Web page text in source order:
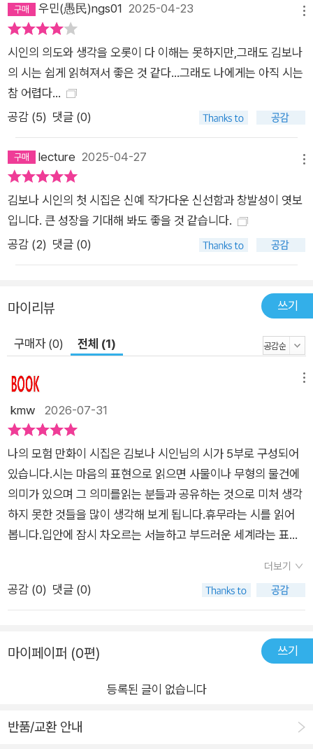
가장 빨간 부분을 베어 문다 그리고 딸기의 일부가 내게 스며들게
놔둔다 ―「딸기의 고장에서 태어난 사람」 부분 『나의 모험 만화』
에는 아이스크림, 팝콘, 토마토, 맥주, 감자칩 등 다양한 먹을거리
가 등장한다. 러닝 액션 게임의 캐릭터가 중간중간 아이템을 획득
해가며 앞을 향해 달리는 것처럼, 용기를 끌어안고 씩씩하게 걸어
가는 김보나의 모험 만화 주인공은 시집 갈피마다 숨어 있는 먹을
거리를 챙겨 먹으며 여정을 이어나간다. 김보나의 시에서 무언가
를 씹어 삼키는 행위는 새로운 경험을 마주하고 그것을 체화하는
방법이다. 시 속 인물들은 “말라붙은 찻잎에 끓어오르는 물을
부”어 마시며 “속에서 불씨가 타오르는”(「황차의 별」) 느낌을 감
각하고, 망개떡 파는 소리를 들으며 “보얗고 차갑고 설겅거리는”
하얀 떡처럼 “손아귀에 끈기 있게 엉겨 붙던 마음”(「망상 하천」)
을 떠올리고, 버터를 만들며 자신에게 내재된 “젖 먹던 힘”(「백봉
두송이들을 바라보며 “한 사람이 가진 천 개의 얼굴”(「차이나타
운」)을 헤아리기도, “외국 사람이 손질한 게를 받아”든 채 “처
음”으로 “자기만을 위해 소복한 흰밥을”(「눈송이를 위한 자장
다. 이 모든 인상과 풍경이 제 몸에 “스며들게 놔”(「딸기의 고장
에서 태어난 사람」)둠으로써 그들은 조금 더 강하고 용감해진다.
“서로의 언어로 끝말잇기를 시작해요” ―모험 리워드: 경계(境
界)와 경계(警戒)가 해제됩니다 한 사람이 곁에서 걷고 있었다
나는 산을 오르고 있었다 산악인이 아니어도 산을 즐겨 오를 수
있듯 나는 사랑의 전문가가 아니면서 한 사람의 손을 잡기도 했다
땅거미가 찾아오고 박쥐 무리가 날아가는 저녁 시력을 포기했으
니까 박쥐는 어둠을 헤쳐나갈 초음파를 얻었다고 들은 적이 있다
김보나의 시 속 인물들은 모험 중 맞닥뜨리는 수많은 장소 앞에서
홀홀 경계(境界)를 넘으며 나아가고, 그 너머에서 마주하는 이들
편」) 건넨다. “곁에서 걷고 있”는 사람의 “손을 잡”고서, “같이 진
화하”여 함께 “어둠 속을 같이 걷”[「윙스팬(Wingspan)」]자고
속삭인다. 이 고백이 사뭇 가볍지 않게 느껴지는 까닭은 단순히
상자에 보관하는/그런 사람”(「여름 느낌 단편」), “마음에 드는 낱
우민(愚民)ngs01 2025-04-23
시인의 의도와 생각을 오롯이 다 이해는 못하지만,그래도 김보나
의 시는 쉽게 읽혀져서 좋은 것 같다...그래도 나에게는 아직 시는
참 어렵다...
공감 (5) 댓글 (0)
lecture 2025-04-27
김보나 시인의 첫 시집은 신예 작가다운 신선함과 창발성이 엿보
입니다. 큰 성장을 기대해 봐도 좋을 것 같습니다.
공감 (2) 댓글 (0)
마이리뷰 쓰기
구매자 (0) 전체 (1)
kmw 2026-07-31
나의 모험 만화이 시집은 김보나 시인님의 시가 5부로 구성되어
있습니다.시는 마음의 표현으로 읽으면 사물이나 무형의 물건에
의미가 있으며 그 의미를읽는 분들과 공유하는 것으로 미처 생각
하지 못한 것들을 많이 생각해 보게 됩니다.휴무라는 시를 읽어
봅니다.입안에 잠시 차오르는 서늘하고 부드러운 세계라는 표현
주차장에 일하는 여자분이 무더위에 드러누웠다는 표현이 계절
이 생각나게 합니다.하얀 게 차게 묻은 네 입가를 반짝이며 아이
습니다.물가에서 우리는 잠시 매혹적이다라는 시를 읽어 봅니다.
오늘은 양말 한쪽이 사라져서 그것 없이 걷는 법을 발명했지앉지
을 몰아쉬는 연습을 하는 것이 수영을 시원하게 하는 모습이 생각
지 않는다는 것이 삶과 연관된 일들을 연상시킵니다. 겨울 나라에
더보기
공감 (0) 댓글 (0)
마이페이퍼 (0편) 쓰기
등록된 글이 없습니다
반품/교환 안내